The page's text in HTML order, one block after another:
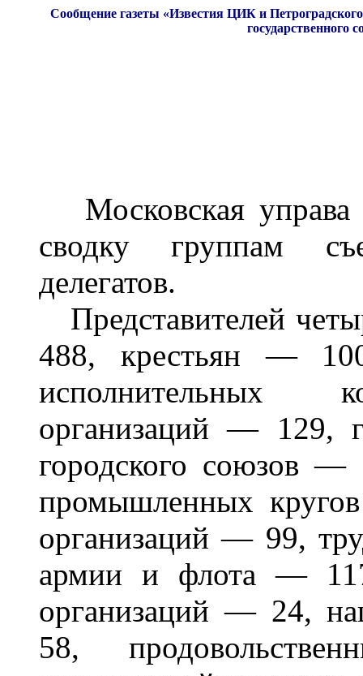
Сообщение газеты «Известия ЦИК и
государственного
Московская управа
сводку группам
делегатов.
Представителей
488, крестьян —
исполнительных
организаций — 129,
городского союзов
промышленных
организаций — 99,
армии и флота —
организаций — 24,
58,